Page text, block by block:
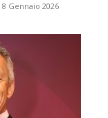
8 Gennaio 2026